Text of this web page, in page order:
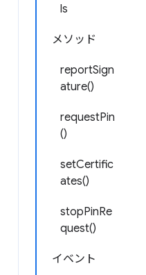
ls
メソッド
reportSign
ature()
requestPin
()
setCertific
ates()
stopPinRe
quest()
イベント